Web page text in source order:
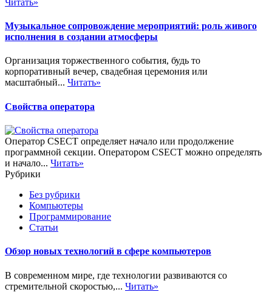
Читать»
Музыкальное сопровождение мероприятий: роль живого
исполнения в создании атмосферы
Организация торжественного события, будь то
корпоративный вечер, свадебная церемония или
масштабный... Читать»
Свойства оператора
Оператор CSECT определяет начало или продолжение
программной секции. Оператором CSECT можно определять
и начало... Читать»
Рубрики
Без рубрики
Компьютеры
Программирование
Статьи
Обзор новых технологий в сфере компьютеров
В современном мире, где технологии развиваются со
стремительной скоростью,... Читать»